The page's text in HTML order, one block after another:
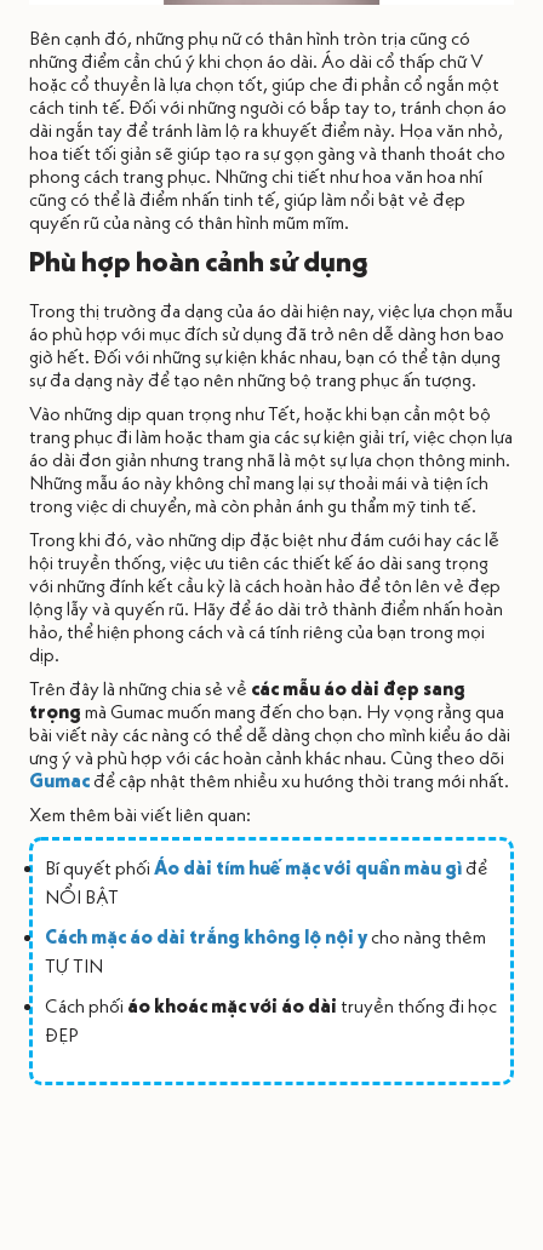
Bên cạnh đó, những phụ nữ có thân hình tròn trịa cũng có
những điểm cần chú ý khi chọn áo dài. Áo dài cổ thấp chữ V
hoặc cổ thuyền là lựa chọn tốt, giúp che đi phần cổ ngắn một
cách tinh tế. Đối với những người có bắp tay to, tránh chọn áo
dài ngắn tay để tránh làm lộ ra khuyết điểm này. Họa văn nhỏ,
hoa tiết tối giản sẽ giúp tạo ra sự gọn gàng và thanh thoát cho
phong cách trang phục. Những chi tiết như hoa văn hoa nhí
cũng có thể là điểm nhấn tinh tế, giúp làm nổi bật vẻ đẹp
quyến rũ của nàng có thân hình mũm mĩm.
Phù hợp hoàn cảnh sử dụng
Trong thị trường đa dạng của áo dài hiện nay, việc lựa chọn mẫu
áo phù hợp với mục đích sử dụng đã trở nên dễ dàng hơn bao
giờ hết. Đối với những sự kiện khác nhau, bạn có thể tận dụng
sự đa dạng này để tạo nên những bộ trang phục ấn tượng.
Vào những dịp quan trọng như Tết, hoặc khi bạn cần một bộ
trang phục đi làm hoặc tham gia các sự kiện giải trí, việc chọn lựa
áo dài đơn giản nhưng trang nhã là một sự lựa chọn thông minh.
Những mẫu áo này không chỉ mang lại sự thoải mái và tiện ích
trong việc di chuyển, mà còn phản ánh gu thẩm mỹ tinh tế.
Trong khi đó, vào những dịp đặc biệt như đám cưới hay các lễ
hội truyền thống, việc ưu tiên các thiết kế áo dài sang trọng
với những đính kết cầu kỳ là cách hoàn hảo để tôn lên vẻ đẹp
lộng lẫy và quyến rũ. Hãy để áo dài trở thành điểm nhấn hoàn
hảo, thể hiện phong cách và cá tính riêng của bạn trong mọi
dịp.
Trên đây là những chia sẻ về các mẫu áo dài đẹp sang
trọng mà Gumac muốn mang đến cho bạn. Hy vọng rằng qua
bài viết này các nàng có thể dễ dàng chọn cho mình kiểu áo dài
ưng ý và phù hợp với các hoàn cảnh khác nhau. Cùng theo dõi
Gumacđể cập nhật thêm nhiều xu hướng thời trang mới nhất.
Xem thêm bài viết liên quan:
Bí quyết phốiÁo dài tím huế mặc với quần màu gìđể
NỔI BẬT
Cách mặc áo dài trắng không lộ nội ycho nàng thêm
TỰ TIN
Cách phối áo khoác mặc với áo dài truyền thống đi học
ĐẸP